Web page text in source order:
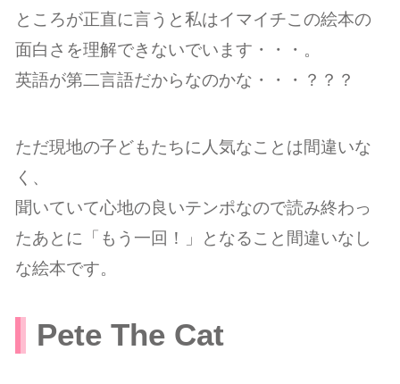
ところが正直に言うと私はイマイチこの絵本の
面白さを理解できないでいます・・・。
英語が第二言語だからなのかな・・・？？？
ただ現地の子どもたちに人気なことは間違いな
く、
聞いていて心地の良いテンポなので読み終わっ
たあとに「もう一回！」となること間違いなし
な絵本です。
Pete The Cat